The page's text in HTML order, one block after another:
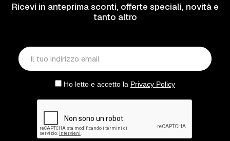
Ricevi in anteprima sconti, offerte speciali, novità e
tanto altro
Ho letto e accetto la Privacy Policy